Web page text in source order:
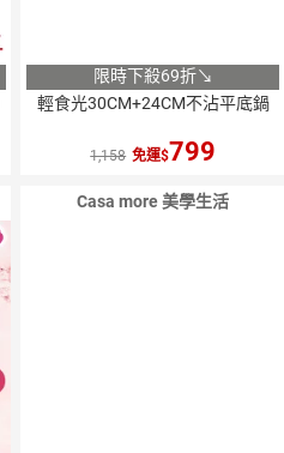
限時下殺69折↘
輕食光30CM+24CM不沾平底鍋
1,158 免運 799
Casa more 美學生活